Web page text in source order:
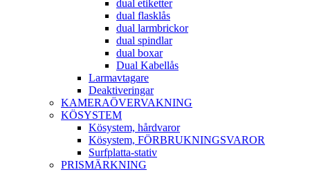
dual etiketter
dual flasklås
dual larmbrickor
dual spindlar
dual boxar
Dual Kabellås
Larmavtagare
Deaktiveringar
KAMERAÖVERVAKNING
KÖSYSTEM
Kösystem, hårdvaror
Kösystem, FÖRBRUKNINGSVAROR
Surfplatta-stativ
PRISMÄRKNING